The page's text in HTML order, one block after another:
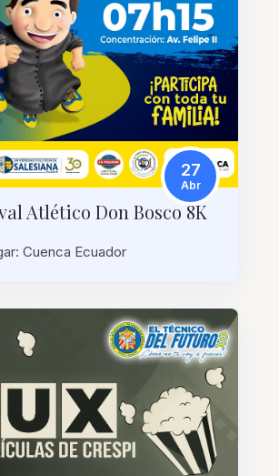
27
Abr
Atlético Don Bosco 8K
Cuenca Ecuador